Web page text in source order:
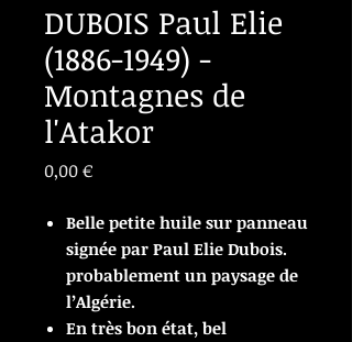
DUBOIS Paul Elie
(1886-1949) -
Montagnes de
l'Atakor
0,00 €Prix
Belle petite huile sur panneau
signée par Paul Elie Dubois.
probablement un paysage de
l’Algérie.
En très bon état, bel